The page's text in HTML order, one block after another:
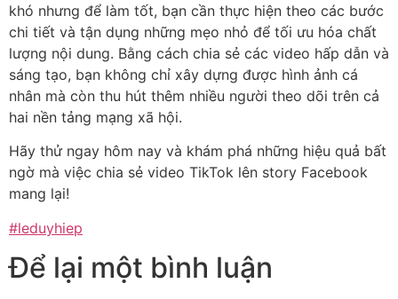
khó nhưng để làm tốt, bạn cần thực hiện theo các bước
chi tiết và tận dụng những mẹo nhỏ để tối ưu hóa chất
lượng nội dung. Bằng cách chia sẻ các video hấp dẫn và
sáng tạo, bạn không chỉ xây dựng được hình ảnh cá
nhân mà còn thu hút thêm nhiều người theo dõi trên cả
hai nền tảng mạng xã hội.
Hãy thử ngay hôm nay và khám phá những hiệu quả bất
ngờ mà việc chia sẻ video TikTok lên story Facebook
mang lại!
#leduyhiep
Để lại một bình luận